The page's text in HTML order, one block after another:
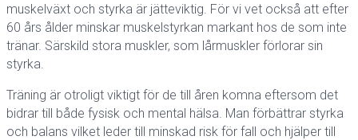
muskelväxt och styrka är jätteviktig. För vi vet också att efter
60 års ålder minskar muskelstyrkan markant hos de som inte
tränar. Särskild stora muskler, som lårmuskler förlorar sin
styrka.
Träning är otroligt viktigt för de till åren komna eftersom det
bidrar till både fysisk och mental hälsa. Man förbättrar styrka
och balans vilket leder till minskad risk för fall och hjälper till